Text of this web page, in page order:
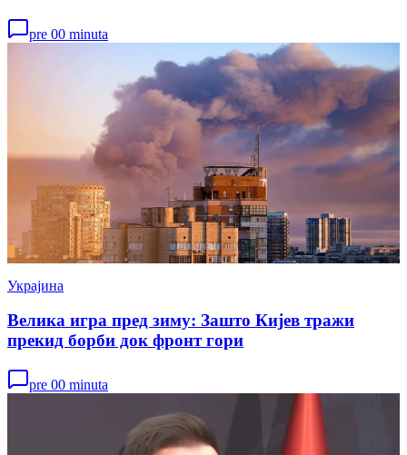
pre 00 minuta
Украјина
Велика игра пред зиму: Зашто Кијев тражи
прекид борби док фронт гори
pre 00 minuta